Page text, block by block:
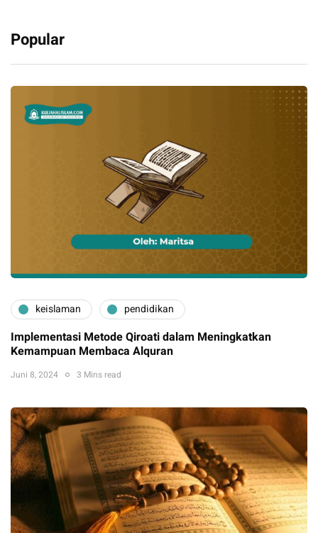
Popular
keislaman pendidikan
Implementasi Metode Qiroati dalam Meningkatkan
Kemampuan Membaca Alquran
Juni 8, 2024 3 Mins read